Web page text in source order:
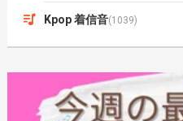
Kpop 着信音(1039)